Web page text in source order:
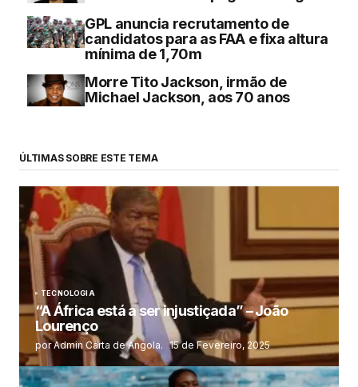
GPL anuncia recrutamento de
candidatos para as FAA e fixa altura
mínima de 1,70m
Morre Tito Jackson, irmão de
Michael Jackson, aos 70 anos
ÚLTIMAS SOBRE ESTE TEMA
TECNOLOGIA
“A África está a ser injustiçada” – João
Lourenço
por Admin Carta de Angola. 15 de Fevereiro, 2025